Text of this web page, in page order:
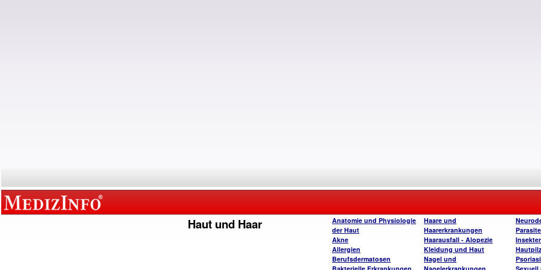
Haut und Haar
Anatomie und Physiologie
der Haut
Akne
Allergien
Berufsdermatosen
Haare und
Haarerkrankungen
Haarausfall - Alopezie
Kleidung und Haut
Nagel und